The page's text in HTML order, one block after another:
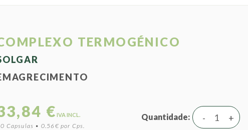
TERMOGÉNICO
€ IVA INCL.
Capsulas • 0.56€ por Cps.
Quantidade +
-